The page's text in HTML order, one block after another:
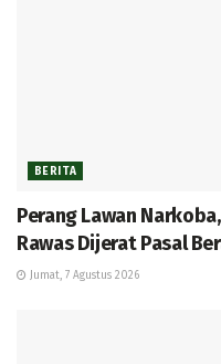
BERITA
Perang Lawan
Rawas Dijerat Pasal
Jumat, 7 Agustus 2026